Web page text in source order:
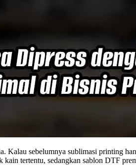
sebelumnya sublimasi printing
tertentu, sedangkan sablon DTF